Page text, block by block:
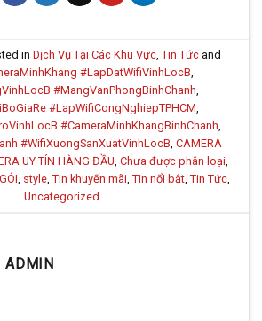
in Dịch Vụ Tại Các Khu Vực, Tin Tứcand
#LapDatWifiVinhLocB
#MangVanPhongBinhChanh
#LapWifiCongNghiepTPHCM
#CameraMinhKhangBinhChanh
#WifiXuongSanXuatVinhLocB CAMERA
UY TÍN HÀNG ĐẦU Chưa được phân loại
style Tin khuyến mãi Tin nổi bật Tin Tức
Uncategorized
ADMIN